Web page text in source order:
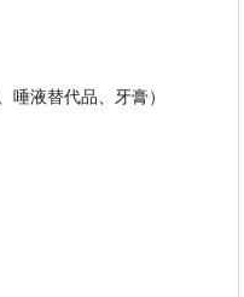
唾液替代品、牙膏）